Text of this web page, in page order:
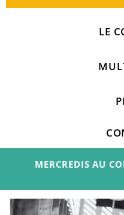
LE
MERCREDIS AU